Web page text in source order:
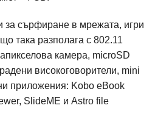
за сърфиране в мрежата, игри
така разполага с 802.11
камера, microSD
високоговорители, mini
приложения: Kobo eBook
SlideME и Astro file